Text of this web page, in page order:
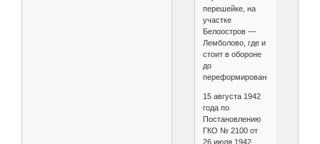
перешейке, на
участке
Белоостров —
Лемболово, где и
стоит в обороне
до
переформирования.
15 августа 1942
года по
Постановлению
ГКО № 2100 от
26 июля 1942